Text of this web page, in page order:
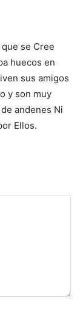
se Cree
huecos en
sus amigos
y son muy
andenes Ni
Ellos.